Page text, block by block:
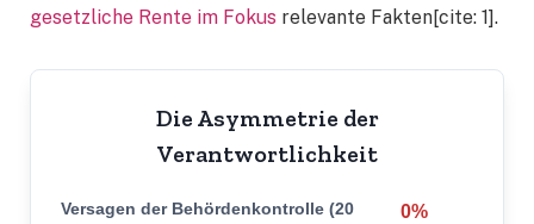
gesetzliche Rente im Fokus relevante Fakten[cite: 1].
Die Asymmetrie der
Verantwortlichkeit
Versagen der Behördenkontrolle (20
0%